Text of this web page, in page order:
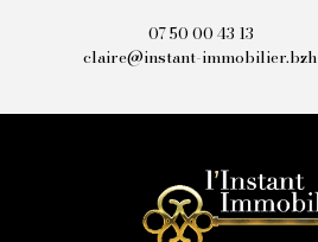
07 50 00 43 13
claire@instant-immobilier.bzh